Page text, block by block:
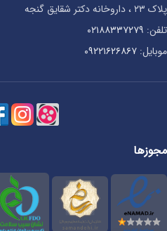
پلاک ۲۳ ، داروخانه دکتر شقایق گنجه
تلفن: ۰۲۱۸۸۳۳۷۲۷۹
موبایل: ۰۹۲۲۱۶۲۶۸۶۷
مجوزها